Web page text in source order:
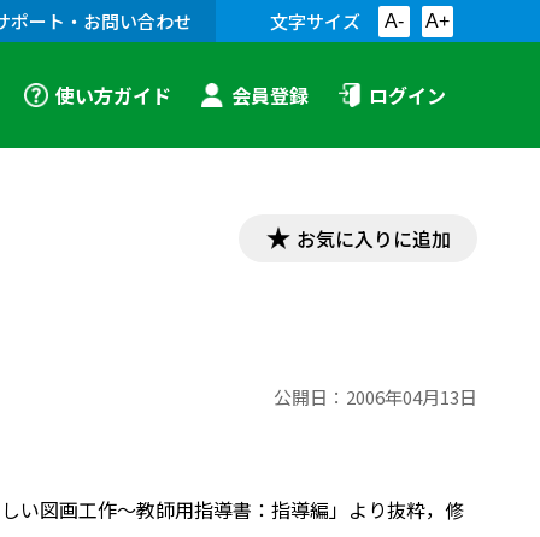
ポート・お問い合わせ 文字サイズ A- A+
使い方ガイド 会員登録 ログイン
お気に入りに追加
公開日： 2006年04月13日
い図画工作～教師用指導書：指導編」より抜粋，修